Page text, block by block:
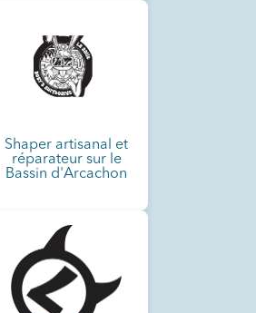
Shaper artisanal et
réparateur sur le
Bassin d'Arcachon